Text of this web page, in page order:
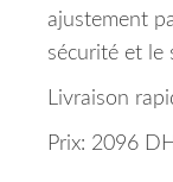
ajustement
sécurité et le
Livraison
Prix: 2096 DH